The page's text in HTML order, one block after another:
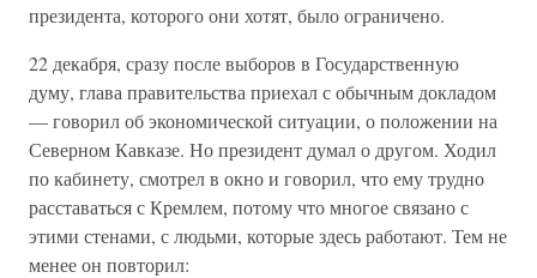
президента, которого они хотят, было ограничено.
22 декабря, сразу после выборов в Государственную
думу, глава правительства приехал с обычным докладом
— говорил об экономической ситуации, о положении на
Северном Кавказе. Но президент думал о другом. Ходил
по кабинету, смотрел в окно и говорил, что ему трудно
расставаться с Кремлем, потому что многое связано с
этими стенами, с людьми, которые здесь работают. Тем не
менее он повторил: